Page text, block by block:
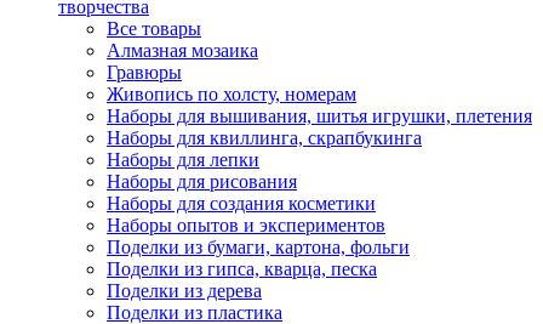
творчества
Все товары
Алмазная мозаика
Гравюры
Живопись по холсту, номерам
Наборы для вышивания, шитья игрушки, плетения
Наборы для квиллинга, скрапбукинга
Наборы для лепки
Наборы для рисования
Наборы для создания косметики
Наборы опытов и экспериментов
Поделки из бумаги, картона, фольги
Поделки из гипса, кварца, песка
Поделки из дерева
Поделки из пластика